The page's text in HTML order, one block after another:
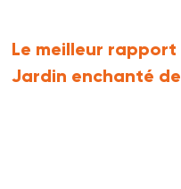
Le meilleur
Jardin enchanté